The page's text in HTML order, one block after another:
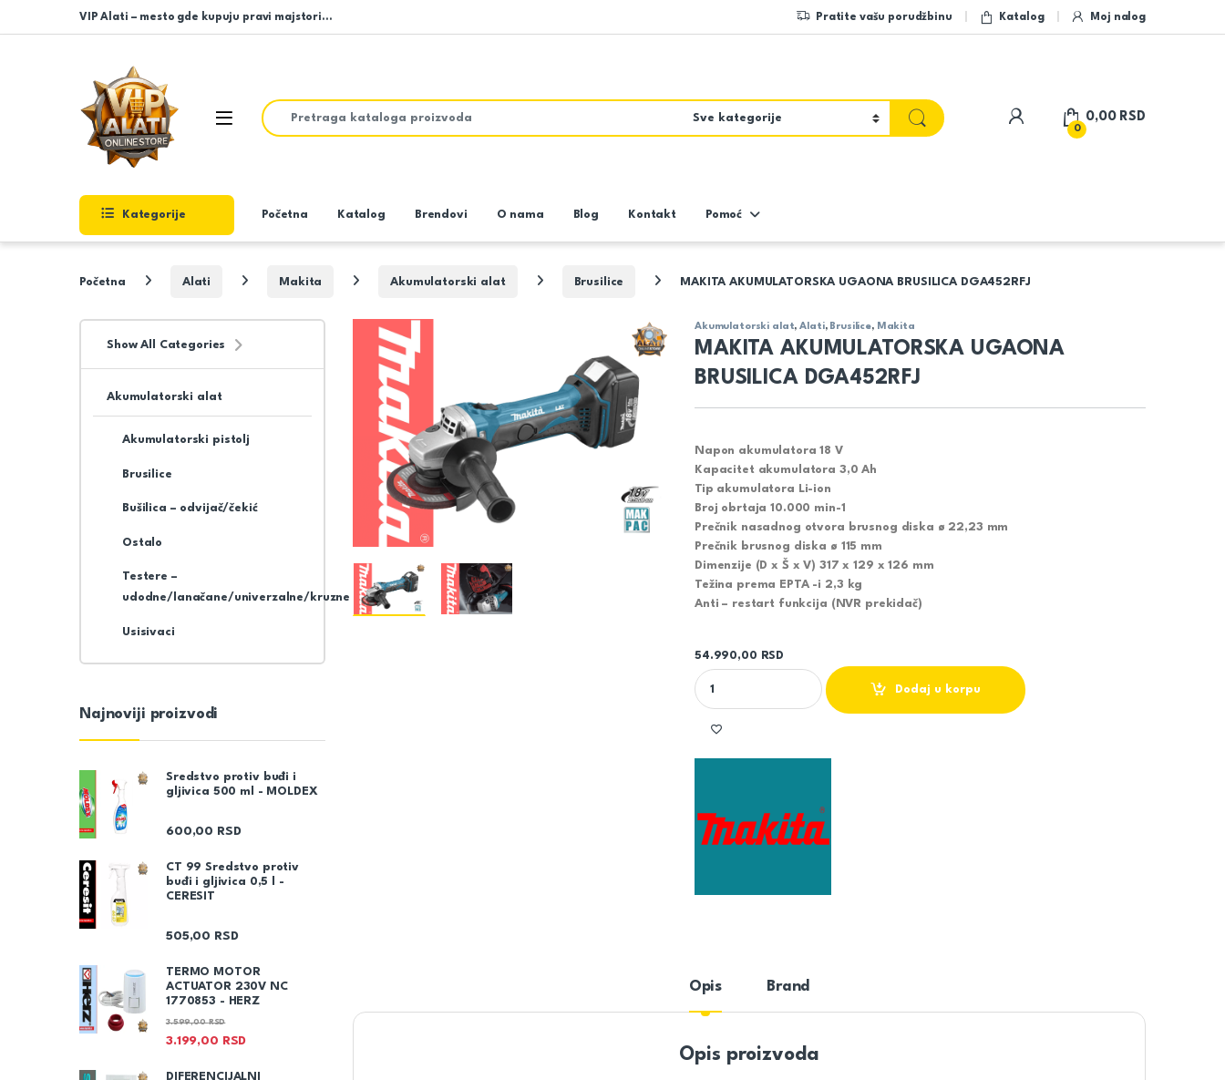
Skip to navigation
Skip to content
VIP Alati – mesto gde kupuju pravi majstori… Pratite vašu porudžbinu Katalog Moj nalog
Open
Search for:
My Account
0
0,00 RSD
Kategorije Početna Katalog Brendovi O nama Blog Kontakt Pomoć
Početna Alati Makita Akumulatorski alat Brusilice MAKITA AKUMULATORSKA UGAONA BRUSILICA DGA452RFJ
Akumulatorski alat,Alati, Brusilice, Makita
MAKITA AKUMULATORSKA UGAONA
BRUSILICA DGA452RFJ
Napon akumulatora 18 V
Kapacitet akumulatora 3,0 Ah
Tip akumulatora Li-ion
Broj obrtaja 10.000 min-1
Prečnik nasadnog otvora brusnog diska ø 22,23 mm
Prečnik brusnog diska ø 115 mm
Dimenzije (D x Š x V) 317 x 129 x 126 mm
Težina prema EPTA -i 2,3 kg
Anti – restart funkcija (NVR prekidač)
54.990,00
RSD
MAKITA AKUMULATORSKA UGAONA BRUSILICA DGA452RFJ quantity
Dodaj u korpu
Opis Brand
Opis proizvoda
Show All Categories
Akumulatorski alat
Akumulatorski pistolj
Brusilice
Bušilica – odvijač/čekić
Ostalo
Testere –
udodne/lanačane/univerzalne/kruzne
Usisivaci
Najnoviji proizvodi
Sredstvo protiv buđi i
gljivica 500 ml - MOLDEX
600,00 RSD
CT 99 Sredstvo protiv
buđi i gljivica 0,5 l -
CERESIT
505,00 RSD
TERMO MOTOR
ACTUATOR 230V NC
1770853 - HERZ
3.199,00 RSD
3.599,00RSD
DIFERENCIJALNI